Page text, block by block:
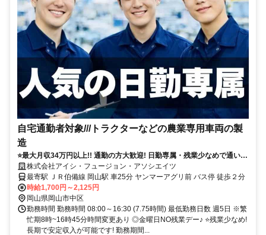
自宅通勤者対象///トラクターなどの農業専用車両の製
造
⭐最大月収34万円以上!! 通勤の方大歓迎! 日勤専属・残業少なめで通いや
すい職場♪～安心安定の無期雇用＆最短１年で正社員登用あり
株式会社アイシ・フュージョン・アソシエイツ
最寄駅 ＪＲ伯備線 岡山駅 車25分 ヤンマーアグリ前 バス停 徒歩２分
時給1,700円～2,125円
岡山県岡山市中区
勤務時間 勤務時間 08:00～16:30 (7.75時間) 最低勤務日数 週5日 ※繁
忙期8時~16時45分時間変更あり ◎金曜日NO残業デー♪ ⭐残業少なめ!
長期で安定収入が可能です! 勤務期間...